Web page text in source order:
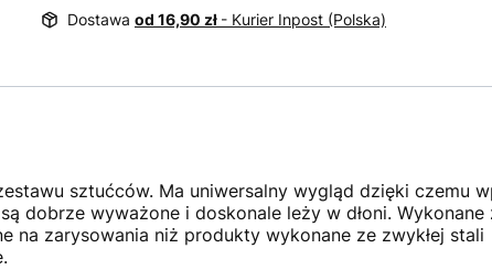
Dostawa od 16,90 zł - Kurier Inpost (Polska)
sztućców. Ma uniwersalny wygląd dzięki czemu
dobrze wyważone i doskonale leży w dłoni. Wykonane
na zarysowania niż produkty wykonane ze zwykłej stali